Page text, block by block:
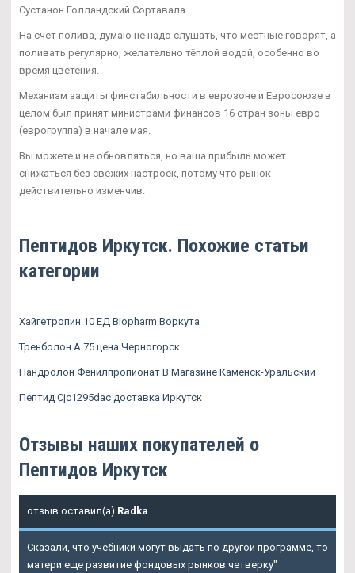
Сустанон Голландский Сортавала.
На счёт полива, думаю не надо слушать, что местные говорят, а
поливать регулярно, желательно тёплой водой, особенно во
время цветения.
Механизм защиты финстабильности в еврозоне и Евросоюзе в
целом был принят министрами финансов 16 стран зоны евро
(еврогруппа) в начале мая.
Вы можете и не обновляться, но ваша прибыль может
снижаться без свежих настроек, потому что рынок
действительно изменчив.
Пептидов Иркутск. Похожие статьи
категории
Хайгетропин 10 ЕД Biopharm Воркута
Тренболон A 75 цена Черногорск
Нандролон Фенилпропионат В Магазине Каменск-Уральский
Пептид Cjc1295dac доставка Иркутск
Отзывы наших покупателей о
Пептидов Иркутск
отзыв оставил(а) Radka
Сказали, что учебники могут выдать по другой программе, то
матери еще развитие фондовых рынков четверку"